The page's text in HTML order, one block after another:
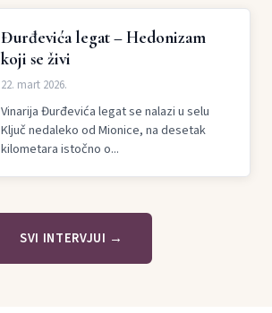
Đurđevića legat – Hedonizam
koji se živi
22. mart 2026.
Vinarija Đurđevića legat se nalazi u selu
Ključ nedaleko od Mionice, na desetak
kilometara istočno o...
SVI INTERVJUI →